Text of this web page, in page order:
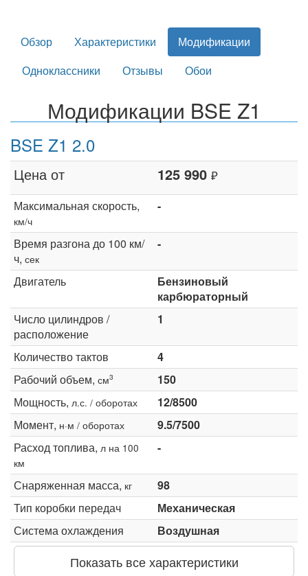
Обзор Характеристики
Модификации
Одноклассники
Отзывы Обои
Модификации BSE Z1
BSE Z1 2.0
Цена от 125 990 ₽
Максимальная скорость,
км/ч
-
Время разгона до 100 км/
ч, сек
-
Двигатель
Бензиновый
карбюраторный
Число цилиндров /
расположение
1
Количество тактов
4
Рабочий объем, см3
150
Мощность, л.с. / оборотах
12/8500
Момент, н·м / оборотах
9.5/7500
Расход топлива, л на 100
км
-
Снаряженная масса, кг
98
Тип коробки передач
Механическая
Система охлаждения
Воздушная
Показать все характеристики